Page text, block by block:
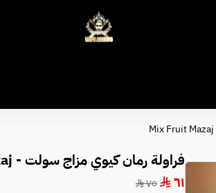
وكلاء الفيب - معتمد
فراولة رمان كيوي مزاج سولت - Mix Fruit Mazaj
٦١
٧٥